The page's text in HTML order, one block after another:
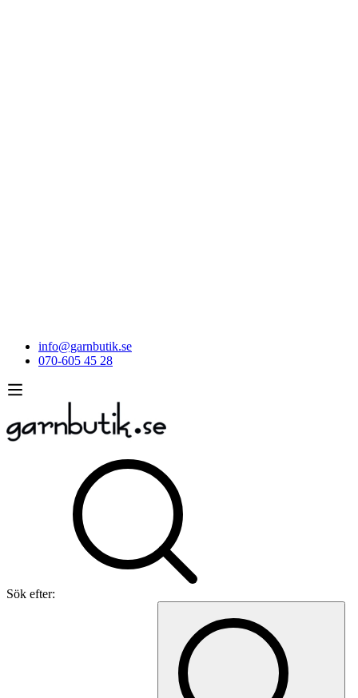
info@garnbutik.se
070-605 45 28
Sök efter: